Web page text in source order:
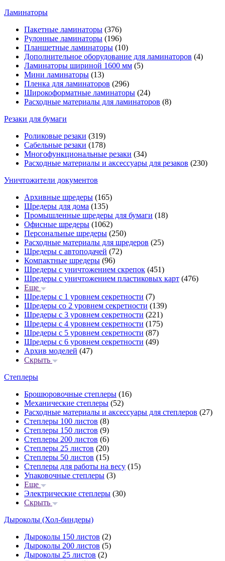
Ламинаторы
Пакетные ламинаторы (376)
Рулонные ламинаторы (196)
Планшетные ламинаторы (10)
Дополнительное оборудование для ламинаторов (4)
Ламинаторы шириной 1600 мм (5)
Мини ламинаторы (13)
Пленка для ламинаторов (296)
Широкоформатные ламинаторы (24)
Расходные материалы для ламинаторов (8)
Резаки для бумаги
Роликовые резаки (319)
Сабельные резаки (178)
Многофункциональные резаки (34)
Расходные материалы и аксессуары для резаков (230)
Уничтожители документов
Архивные шредеры (165)
Шредеры для дома (135)
Промышленные шредеры для бумаги (18)
Офисные шредеры (1062)
Персональные шредеры (250)
Расходные материалы для шредеров (25)
Шредеры с автоподачей (72)
Компактные шредеры (96)
Шредеры с уничтожением скрепок (451)
Шредеры с уничтожением пластиковых карт (476)
Еще
Шредеры с 1 уровнем секретности (7)
Шредеры со 2 уровнем секретности (139)
Шредеры с 3 уровнем секретности (221)
Шредеры с 4 уровнем секретности (175)
Шредеры с 5 уровнем секретности (87)
Шредеры с 6 уровнем секретности (49)
Архив моделей (47)
Скрыть
Степлеры
Брошюровочные степлеры (16)
Механические степлеры (52)
Расходные материалы и аксессуары для степлеров (27)
Степлеры 100 листов (8)
Степлеры 150 листов (9)
Степлеры 200 листов (6)
Степлеры 25 листов (20)
Степлеры 50 листов (15)
Степлеры для работы на весу (15)
Упаковочные степлеры (3)
Еще
Электрические степлеры (30)
Скрыть
Дыроколы (Хол-биндеры)
Дыроколы 150 листов (2)
Дыроколы 200 листов (5)
Дыроколы 25 листов (2)